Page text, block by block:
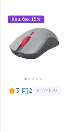
3 # 174679
Кешбэк 15%